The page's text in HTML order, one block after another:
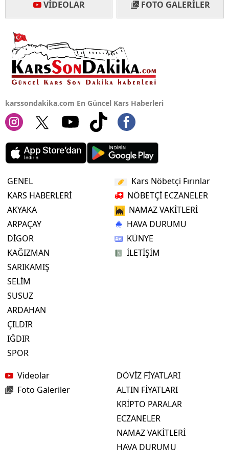
Iğdır
VIDEOLAR FOTO GALERILER
karssondakika.com En Güncel Kars Haberleri
GENEL
KARS HABERLERİ
AKYAKA
ARPAÇAY
DİGOR
KAĞIZMAN
SARIKAMIŞ
SELİM
SUSUZ
ARDAHAN
ÇILDIR
IĞDIR
SPOR
Kars Nöbetçi Fırınlar
NÖBETÇİ ECZANELER
NAMAZ VAKİTLERİ
HAVA DURUMU
KÜNYE
İLETİŞİM
Videolar
Foto Galeriler
DÖVİZ FİYATLARI
ALTIN FİYATLARI
KRİPTO PARALAR
ECZANELER
NAMAZ VAKİTLERİ
HAVA DURUMU